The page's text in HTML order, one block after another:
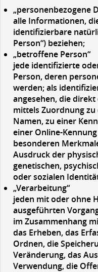
„personenbezogene
alle Informationen,
identifizierbare
Person“) beziehen;
„betroffene Person“
jede identifizierte
Person, deren
werden; als
angesehen, die
mittels Zuordnung zu
Namen, zu einer
einer Online-
besonderen
Ausdruck der
genetischen,
oder sozialen
„Verarbeitung“
jeden mit oder ohne
ausgeführten
im Zusammenhang
das Erheben, das
Ordnen, die
Veränderung, das
Verwendung, die